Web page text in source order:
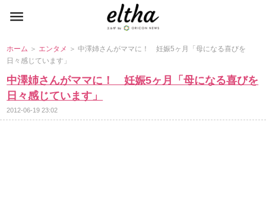
ホーム ＞ エンタメ ＞ 中澤姉さんがママに！ 妊娠5ヶ月「母になる喜びを
日々感じています」
中澤姉さんがママに！ 妊娠5ヶ月「母になる喜びを
日々感じています」
2012-06-19 23:02